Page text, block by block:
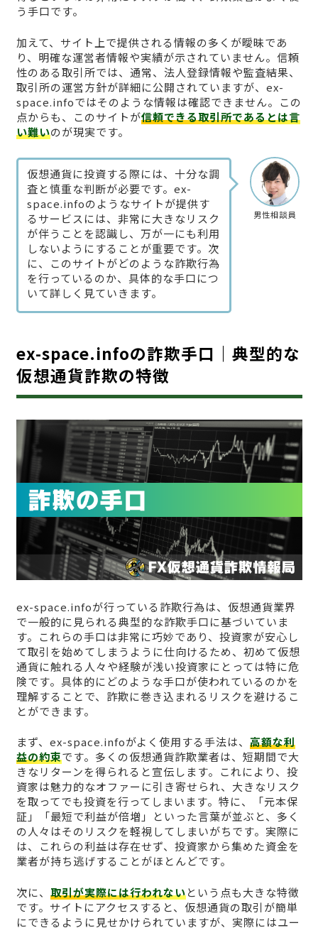
う手口です。
加えて、サイト上で提供される情報の多くが曖昧であ
り、明確な運営者情報や実績が示されていません。信頼
性のある取引所では、通常、法人登録情報や監査結果、
取引所の運営方針が詳細に公開されていますが、ex-
space.infoではそのような情報は確認できません。この
点からも、このサイトが信頼できる取引所であるとは言
い難いのが現実です。
男性相談員
仮想通貨に投資する際には、十分な調
査と慎重な判断が必要です。ex-
space.infoのようなサイトが提供す
るサービスには、非常に大きなリスク
が伴うことを認識し、万が一にも利用
しないようにすることが重要です。次
に、このサイトがどのような詐欺行為
を行っているのか、具体的な手口につ
いて詳しく見ていきます。
ex-space.infoの詐欺手口｜典型的な
仮想通貨詐欺の特徴
ex-space.infoが行っている詐欺行為は、仮想通貨業界
で一般的に見られる典型的な詐欺手口に基づいていま
す。これらの手口は非常に巧妙であり、投資家が安心し
て取引を始めてしまうように仕向けるため、初めて仮想
通貨に触れる人々や経験が浅い投資家にとっては特に危
険です。具体的にどのような手口が使われているのかを
理解することで、詐欺に巻き込まれるリスクを避けるこ
とができます。
まず、ex-space.infoがよく使用する手法は、 高額な利
益の約束です。多くの仮想通貨詐欺業者は、短期間で大
きなリターンを得られると宣伝します。これにより、投
資家は魅力的なオファーに引き寄せられ、大きなリスク
を取ってでも投資を行ってしまいます。特に、「元本保
証」「最短で利益が倍増」といった言葉が並ぶと、多く
の人々はそのリスクを軽視してしまいがちです。実際に
は、これらの利益は存在せず、投資家から集めた資金を
業者が持ち逃げすることがほとんどです。
次に、 取引が実際には行われないという点も大きな特徴
です。サイトにアクセスすると、仮想通貨の取引が簡単
にできるように見せかけられていますが、実際にはユー